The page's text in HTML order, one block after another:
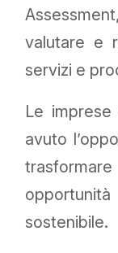
valutare e
servizi e
Le
avuto
sostenibile.